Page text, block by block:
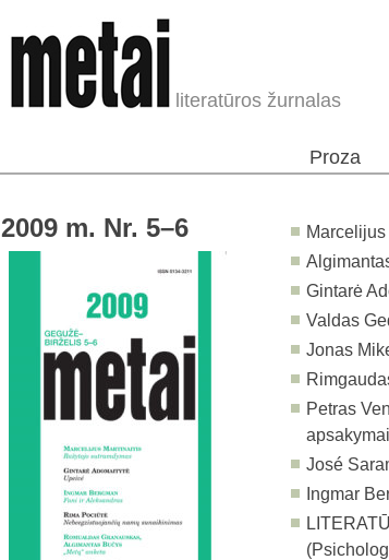
literatūros žurnalas
Proza
2009 m. Nr. 5–6
Gintarė
Valdas
Jonas
Petras
apsakymai
José
Ingmar